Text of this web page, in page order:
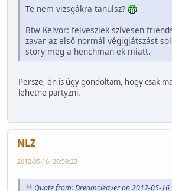
Te nem vizsgákra tanulsz?
Btw Kelvor: felveszlek szívesen
zavar az első normál végigjátszást
story meg a henchman-ek miatt.
Persze, én is úgy gondoltam, hogy csak
lehetne partyzni.
NLZ
2012-05-16, 20:59:23
Quote from: Dreamcleaver on 2012-05-